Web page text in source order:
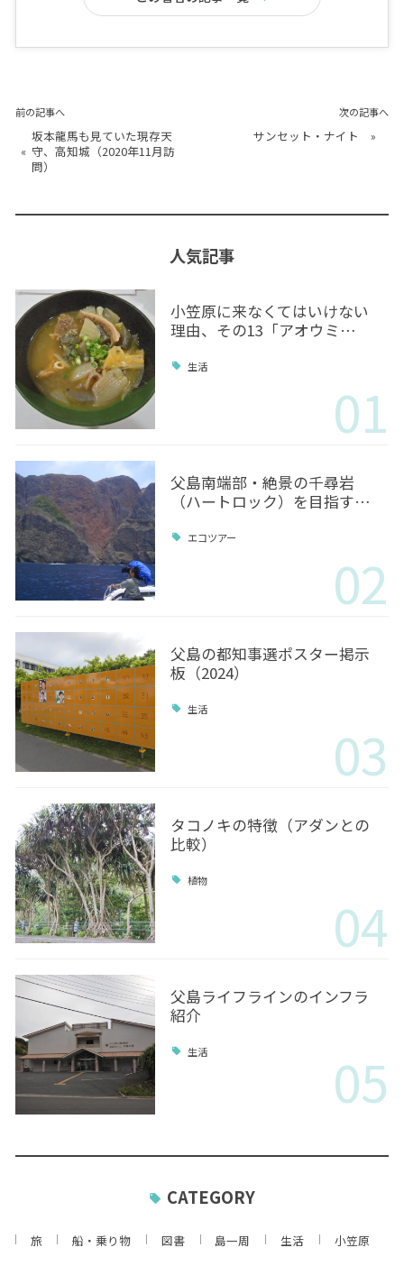
前の記事へ
«
坂本龍馬も見ていた現存天
守、高知城（2020年11月訪
問）
次の記事へ
サンセット・ナイト »
人気記事
小笠原に来なくてはいけない
理由、その13「アオウミ…
生活
01
父島南端部・絶景の千尋岩
（ハートロック）を目指す…
エコツアー
02
父島の都知事選ポスター掲示
板（2024）
生活
03
タコノキの特徴（アダンとの
比較）
植物
04
父島ライフラインのインフラ
紹介
生活 05
CATEGORY
旅 船・乗り物 図書 島一周 生活 小笠原